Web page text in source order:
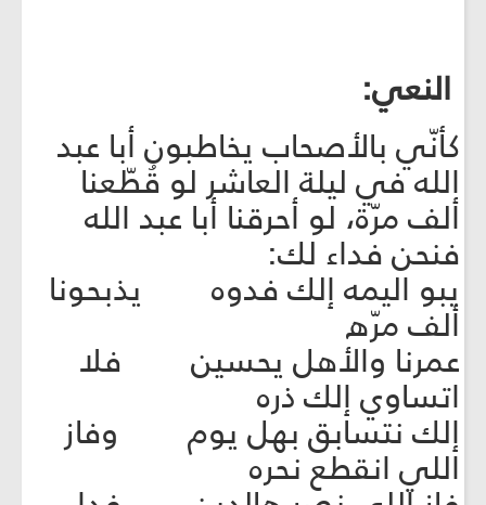
النعي:
كأنّي بالأصحاب يخاطبون أبا عبد
الله في ليلة العاشر لو قُطّعنا
ألف مرّة، لو أحرقنا أبا عبد الله
فنحن فداء لك:
يبو اليمه إلك فدوه يذبحونا
ألف مرّه
عمرنا والأهل يحسين فلا
اتساوي إلك ذره
إلك نتسابق بهل يوم وفاز
اللي انقطع نحره